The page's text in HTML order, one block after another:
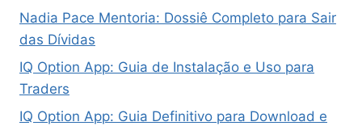
Nadia Pace Mentoria: Dossiê Completo para Sair
das Dívidas
IQ Option App: Guia de Instalação e Uso para
Traders
IQ Option App: Guia Definitivo para Download e